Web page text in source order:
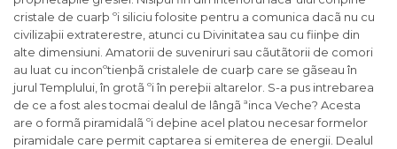
cristale de cuarþ ºi siliciu folosite pentru a comunica dacã nu cu
civilizaþii extraterestre, atunci cu Divinitatea sau cu fiinþe din
alte dimensiuni. Amatorii de suveniruri sau cãutãtorii de comori
au luat cu inconºtienþã cristalele de cuarþ care se gãseau în
jurul Templului, în grotã ºi în pereþii altarelor. S-a pus intrebarea
de ce a fost ales tocmai dealul de lângã ªinca Veche? Acesta
are o formã piramidalã ºi deþine acel platou necesar formelor
piramidale care permit captarea si emiterea de energii. Dealul